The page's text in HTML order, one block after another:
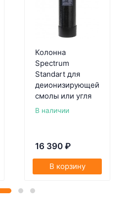
Колонна
Spectrum
Standart для
деионизирующей
смолы или угля
В наличии
16 390 ₽
В корзину